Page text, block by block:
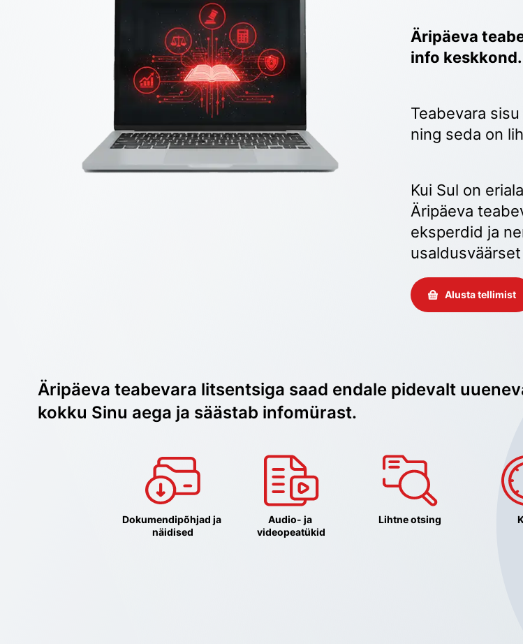
Äripäeva
info keskkond.
Teabevara
ning seda on
Kui Sul on
Äripäeva
eksperdid ja
Alusta tellimist
Äripäeva teabevara litsentsiga saad endale pidevalt
kokku Sinu aega ja säästab infomürast.
Dokumendipõhjad ja
näidised
Audio- ja
videopeatükid
Lihtne otsing